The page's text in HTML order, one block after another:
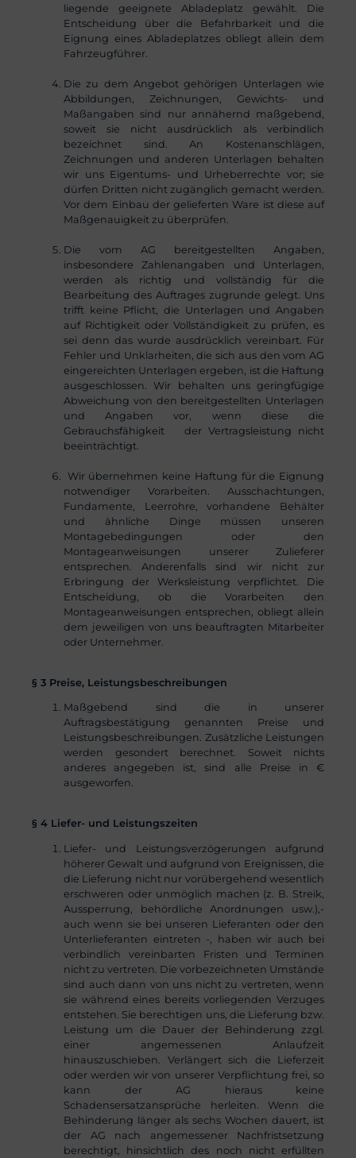
liegende geeignete Abladeplatz gewählt. Die
Entscheidung über die Befahrbarkeit und die
Eignung eines Abladeplatzes obliegt allein dem
Fahrzeugführer.
Die zu dem Angebot gehörigen Unterlagen wie
Abbildungen, Zeichnungen, Gewichts- und
Maßangaben sind nur annähernd maßgebend,
soweit sie nicht ausdrücklich als verbindlich
bezeichnet sind. An Kostenanschlägen,
Zeichnungen und anderen Unterlagen behalten
wir uns Eigentums- und Urheberrechte vor; sie
dürfen Dritten nicht zugänglich gemacht werden.
Vor dem Einbau der gelieferten Ware ist diese auf
Maßgenauigkeit zu überprüfen.
Die vom AG bereitgestellten Angaben,
insbesondere Zahlenangaben und Unterlagen,
werden als richtig und vollständig für die
Bearbeitung des Auftrages zugrunde gelegt. Uns
trifft keine Pflicht, die Unterlagen und Angaben
auf Richtigkeit oder Vollständigkeit zu prüfen, es
sei denn das wurde ausdrücklich vereinbart. Für
Fehler und Unklarheiten, die sich aus den vom AG
eingereichten Unterlagen ergeben, ist die Haftung
ausgeschlossen. Wir behalten uns geringfügige
Abweichung von den bereitgestellten Unterlagen
und Angaben vor, wenn diese die
Gebrauchsfähigkeit der Vertragsleistung nicht
beeinträchtigt.
Wir übernehmen keine Haftung für die Eignung
notwendiger Vorarbeiten. Ausschachtungen,
Fundamente, Leerrohre, vorhandene Behälter
und ähnliche Dinge müssen unseren
Montagebedingungen oder den
Montageanweisungen unserer Zulieferer
entsprechen. Anderenfalls sind wir nicht zur
Erbringung der Werksleistung verpflichtet. Die
Entscheidung, ob die Vorarbeiten den
Montageanweisungen entsprechen, obliegt allein
dem jeweiligen von uns beauftragten Mitarbeiter
oder Unternehmer.
§ 3 Preise, Leistungsbeschreibungen
Maßgebend sind die in unserer
Auftragsbestätigung genannten Preise und
Leistungsbeschreibungen. Zusätzliche Leistungen
werden gesondert berechnet. Soweit nichts
anderes angegeben ist, sind alle Preise in €
ausgeworfen.
§ 4 Liefer- und Leistungszeiten
Liefer- und Leistungsverzögerungen aufgrund
höherer Gewalt und aufgrund von Ereignissen, die
die Lieferung nicht nur vorübergehend wesentlich
erschweren oder unmöglich machen (z. B. Streik,
Aussperrung, behördliche Anordnungen usw.),-
auch wenn sie bei unseren Lieferanten oder den
Unterlieferanten eintreten -, haben wir auch bei
verbindlich vereinbarten Fristen und Terminen
nicht zu vertreten. Die vorbezeichneten Umstände
sind auch dann von uns nicht zu vertreten, wenn
sie während eines bereits vorliegenden Verzuges
entstehen. Sie berechtigen uns, die Lieferung bzw.
Leistung um die Dauer der Behinderung zzgl.
einer angemessenen Anlaufzeit
hinauszuschieben. Verlängert sich die Lieferzeit
oder werden wir von unserer Verpflichtung frei, so
kann der AG hieraus keine
Schadensersatzansprüche herleiten. Wenn die
Behinderung länger als sechs Wochen dauert, ist
der AG nach angemessener Nachfristsetzung
berechtigt, hinsichtlich des noch nicht erfüllten